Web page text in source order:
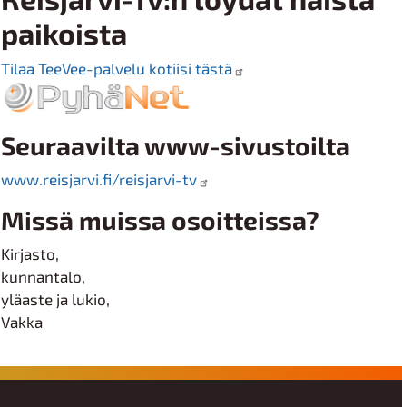
paikoista
Tilaa TeeVee-palvelu kotiisi tästä
Seuraavilta www-sivustoilta
www.reisjarvi.fi/reisjarvi-tv
Missä muissa osoitteissa?
Kirjasto,
kunnantalo,
yläaste ja lukio,
Vakka